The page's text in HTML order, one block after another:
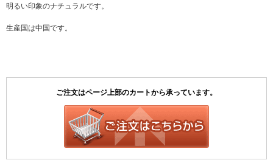
明るい印象のナチュラルです。
生産国は中国です。